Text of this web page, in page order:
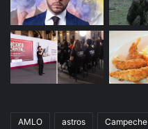
AMLO astros Campeche